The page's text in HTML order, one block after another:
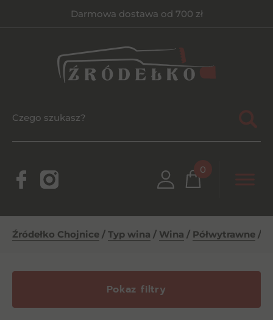
Darmowa dostawa od 700 zł
0
Źródełko Chojnice / Typ wina / Wina / Półwytrawne /
Pokaz filtry